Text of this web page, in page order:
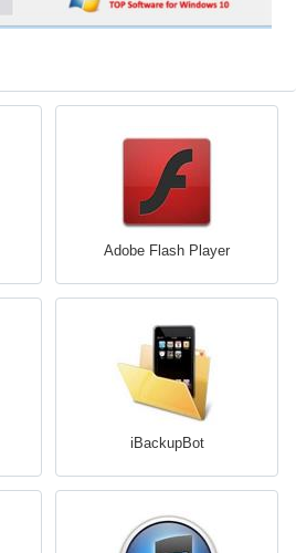
Adobe Flash Player
iBackupBot